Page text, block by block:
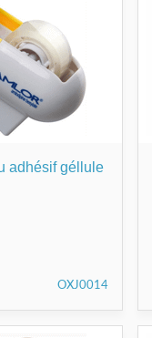
adhésif géllule
OXJ0014